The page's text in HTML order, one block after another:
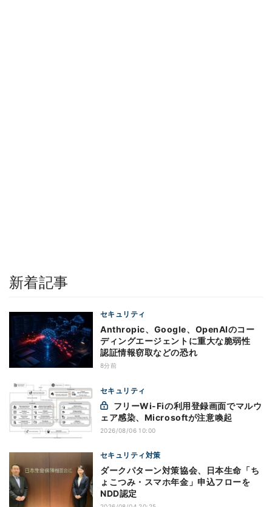
新着記事
セキュリティ
Anthropic、Google、OpenAIのコー
ディングエージェントに重大な脆弱性
認証情報窃取などの恐れ
8分前
セキュリティ
ェア感染、Microsoftが注意喚起
2026/08/06 10:00
セキュリティ対策
ダークパターン対策協会、日本生命「ち
ょこつみ・スマホ年金」申込フローを
NDD認定